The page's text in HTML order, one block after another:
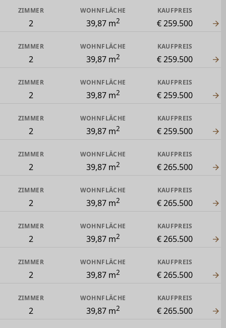
ZIMMER
2
WOHNFLÄCHE
39,87 m2
KAUFPREIS
€ 259.500
ZIMMER
2
WOHNFLÄCHE
39,87 m2
KAUFPREIS
€ 259.500
ZIMMER
2
WOHNFLÄCHE
39,87 m2
KAUFPREIS
€ 259.500
ZIMMER
2
WOHNFLÄCHE
39,87 m2
KAUFPREIS
€ 259.500
ZIMMER
2
WOHNFLÄCHE
39,87 m2
KAUFPREIS
€ 265.500
ZIMMER
2
WOHNFLÄCHE
39,87 m2
KAUFPREIS
€ 265.500
ZIMMER
2
WOHNFLÄCHE
39,87 m2
KAUFPREIS
€ 265.500
ZIMMER
2
WOHNFLÄCHE
39,87 m2
KAUFPREIS
€ 265.500
ZIMMER
2
WOHNFLÄCHE
39,87 m2
KAUFPREIS
€ 265.500